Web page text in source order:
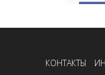
КОНТАКТЫ